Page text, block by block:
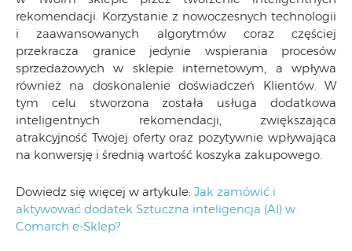
rekomendacji. Korzystanie z nowoczesnych technologii
i zaawansowanych algorytmów coraz częściej
przekracza granice jedynie wspierania procesów
sprzedażowych w sklepie internetowym, a wpływa
również na doskonalenie doświadczeń Klientów. W
tym celu stworzona została usługa dodatkowa
inteligentnych rekomendacji, zwiększająca
atrakcyjność Twojej oferty oraz pozytywnie wpływająca
na konwersję i średnią wartość koszyka zakupowego.
Dowiedz się więcej w artykule: Jak zamówić i
aktywować dodatek Sztuczna inteligencja (AI) w
Comarch e-Sklep?